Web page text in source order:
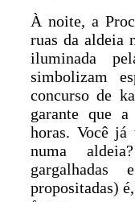
À noite, a
ruas da aldeia
iluminada
simbolizam
concurso de
garante que
horas. Você
numa
gargalhadas
propositadas)